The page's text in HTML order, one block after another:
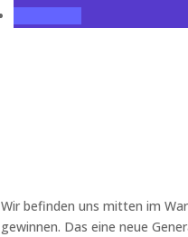
Wir befinden uns mitten im
gewinnen. Das eine neue